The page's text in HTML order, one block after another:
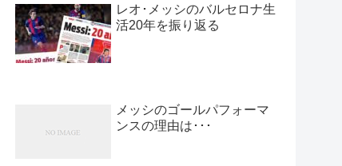
レオ･メッシのバルセロナ生
活20年を振り返る
メッシのゴールパフォーマ
ンスの理由は･･･